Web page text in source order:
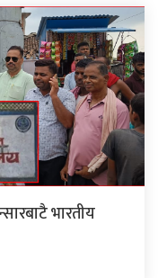
भारतीय